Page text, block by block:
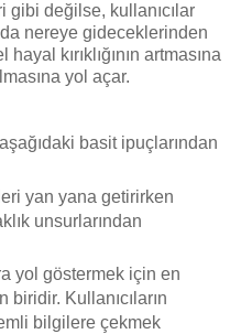
gibi değilse, kullanıcılar
nereye gideceklerinden
kırıklığının artmasına
yol açar.
basit ipuçlarından
yan yana getirirken
unsurlarından
yol göstermek için en
biridir. Kullanıcıların
bilgilere çekmek